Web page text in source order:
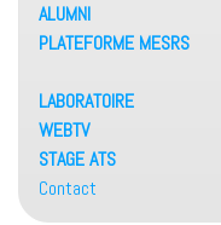
ALUMNI
PLATEFORME MESRS
LABORATOIRE
WEBTV
STAGE ATS
Contact